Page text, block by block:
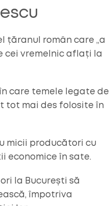
țăranul român care „a
cei vremelnic aflați la
care temele legate de
tot mai des folosite în
micii producători cu
economice în sate.
la București să
împotriva